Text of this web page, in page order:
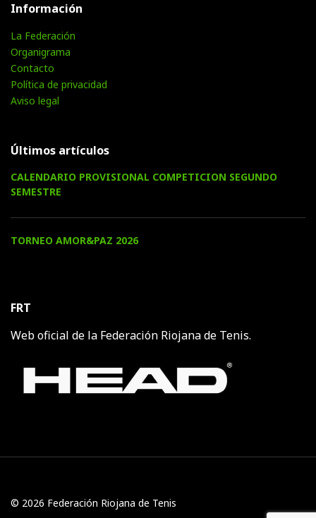
Información
La Federación
Organigrama
Contacto
Política de privacidad
Aviso legal
Últimos artículos
CALENDARIO PROVISIONAL COMPETICION SEGUNDO
SEMESTRE
TORNEO AMOR&PAZ 2026
FRT
Web oficial de la Federación Riojana de Tenis.
© 2026 Federación Riojana de Tenis